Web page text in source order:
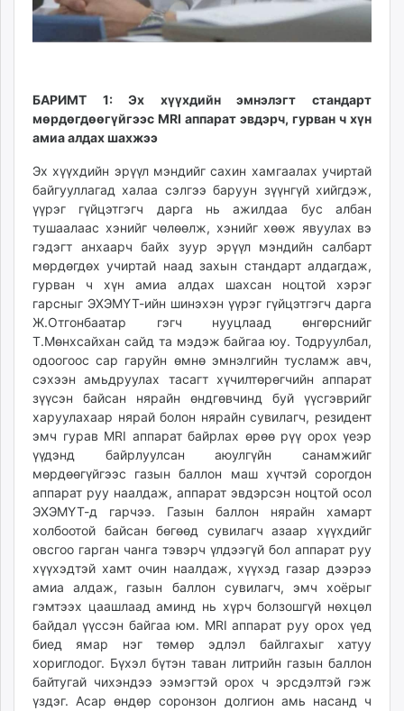
БАРИМТ 1: Эх хүүхдийн эмнэлэгт стандарт
мөрдөгдөөгүйгээс MRI аппарат эвдэрч, гурван ч хүн
амиа алдах шахжээ
Эх хүүхдийн эрүүл мэндийг сахин хамгаалах учиртай
байгууллагад халаа сэлгээ баруун зүүнгүй хийгдэж,
үүрэг гүйцэтгэгч дарга нь ажилдаа бус албан
тушаалаас хэнийг чөлөөлж, хэнийг хөөж явуулах вэ
гэдэгт анхаарч байх зуур эрүүл мэндийн салбарт
мөрдөгдөх учиртай наад захын стандарт алдагдаж,
гурван ч хүн амиа алдах шахсан ноцтой хэрэг
гарсныг ЭХЭМҮТ-ийн шинэхэн үүрэг гүйцэтгэгч дарга
Ж.Отгонбаатар гэгч нууцлаад өнгөрснийг
Т.Мөнхсайхан сайд та мэдэж байгаа юу. Тодруулбал,
одоогоос сар гаруйн өмнө эмнэлгийн тусламж авч,
сэхээн амьдруулах тасагт хүчилтөрөгчийн аппарат
зүүсэн байсан нярайн өндгөвчинд буй үүсгэврийг
харуулахаар нярай болон нярайн сувилагч, резидент
эмч гурав MRI аппарат байрлах өрөө рүү орох үеэр
үүдэнд байрлуулсан аюулгүйн санамжийг
мөрдөөгүйгээс газын баллон маш хүчтэй сорогдон
аппарат руу наалдаж, аппарат эвдэрсэн ноцтой осол
ЭХЭМҮТ-д гарчээ. Газын баллон нярайн хамарт
холбоотой байсан бөгөөд сувилагч азаар хүүхдийг
овсгоо гарган чанга тэвэрч үлдээгүй бол аппарат руу
хүүхэдтэй хамт очин наалдаж, хүүхэд газар дээрээ
амиа алдаж, газын баллон сувилагч, эмч хоёрыг
гэмтээх цаашлаад аминд нь хүрч болзошгүй нөхцөл
байдал үүссэн байгаа юм. MRI аппарат руу орох үед
биед ямар нэг төмөр эдлэл байлгахыг хатуу
хориглодог. Бүхэл бүтэн таван литрийн газын баллон
байтугай чихэндээ ээмэгтэй орох ч эрсдэлтэй гэж
үздэг. Асар өндөр соронзон долгион амь насанд ч